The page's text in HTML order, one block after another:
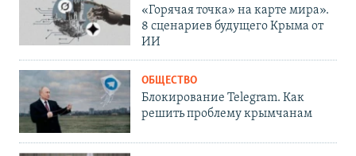
«Горячая точка» на карте мира».
8 сценариев будущего Крыма от
ИИ
ОБЩЕСТВО
Блокирование Telegram. Как
решить проблему крымчанам